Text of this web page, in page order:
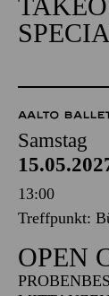
AALTO
Samstag
13:00
Treffpunkt: